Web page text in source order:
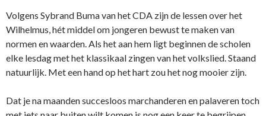
Volgens Sybrand Buma van het CDA zijn de lessen over het
Wilhelmus, hét middel om jongeren bewust te maken van
normen en waarden. Als het aan hem ligt beginnen de scholen
elke lesdag met het klassikaal zingen van het volkslied. Staand
natuurlijk. Met een hand op het hart zou het nog mooier zijn.
Dat je na maanden succesloos marchanderen en palaveren toch